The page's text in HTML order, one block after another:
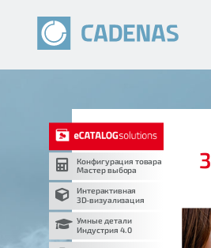
Конфигурация товара
Мастер выбора
Интерактивная
3D-визуализация
Умные детали
Индустрия 4.0